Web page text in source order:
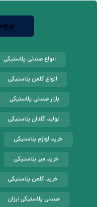
انواع صندلی پلاستیکی
انواع کلمن پلاستیکی
بازار صندلی پلاستیکی
تولید گلدان پلاستیکی
خرید لوازم پلاستیکی
خرید میز پلاستیکی
خرید کلمن پلاستیکی
صندلی پلاستیکی ارزان